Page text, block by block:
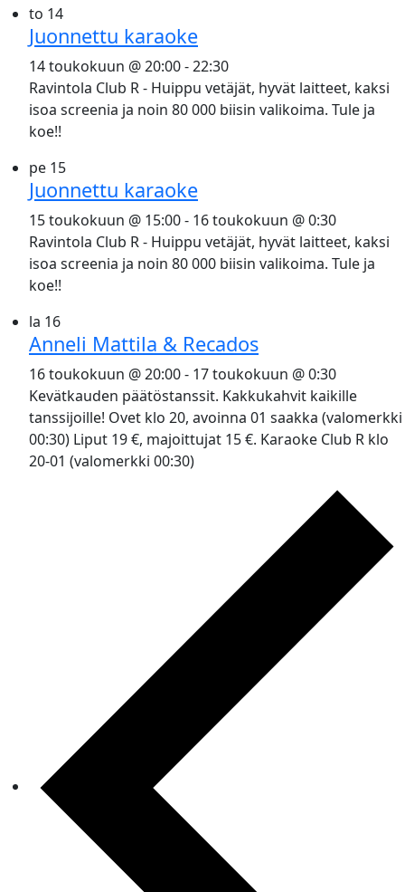
to 14
Juonnettu karaoke
14 toukokuun @ 20:00-22:30
Ravintola Club R - Huippu vetäjät, hyvät laitteet, kaksi
isoa screenia ja noin 80 000 biisin valikoima. Tule ja
koe!!
pe 15
Juonnettu karaoke
15 toukokuun @ 15:00- 16 toukokuun @ 0:30
Ravintola Club R - Huippu vetäjät, hyvät laitteet, kaksi
isoa screenia ja noin 80 000 biisin valikoima. Tule ja
koe!!
la 16
Anneli Mattila & Recados
16 toukokuun @ 20:00- 17 toukokuun @ 0:30
Kevätkauden päätöstanssit. Kakkukahvit kaikille
tanssijoille! Ovet klo 20, avoinna 01 saakka (valomerkki
00:30) Liput 19 €, majoittujat 15 €. Karaoke Club R klo
20-01 (valomerkki 00:30)